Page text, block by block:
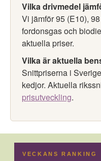
Vilka drivmedel
Vi jämför 95 (E10),
fordonsgas och
aktuella priser.
Vilka är aktuella
Snittpriserna i
kedjor. Aktuella
prisutveckling.
VECKANS RANKING